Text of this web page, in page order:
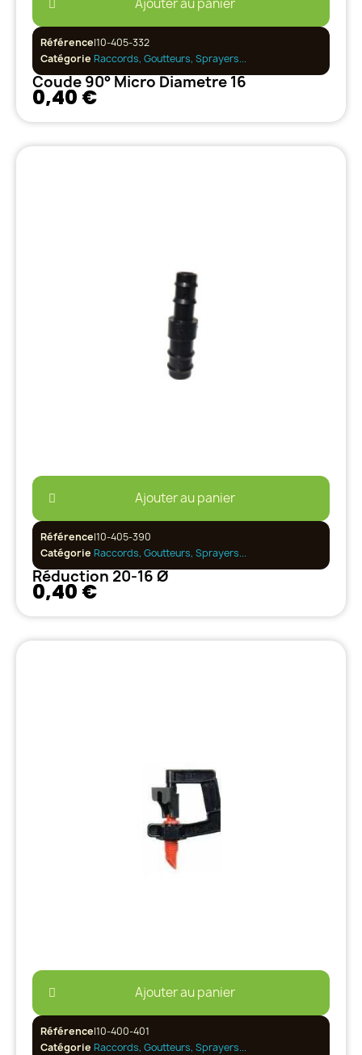
Ajouter au panier
RéférenceI10-405-332
Catégorie Raccords, Goutteurs, Sprayers...
Coude 90° Micro Diametre 16
0,40 €
Ajouter au panier
RéférenceI10-405-390
Catégorie Raccords, Goutteurs, Sprayers...
Réduction 20-16 Ø
0,40 €
Ajouter au panier
RéférenceI10-400-401
Catégorie Raccords, Goutteurs, Sprayers...